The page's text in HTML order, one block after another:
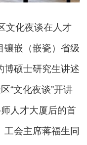
化夜谈在人才
镶嵌（嵌瓷）省级
博硕士研究生讲述
“文化夜谈”开讲
人才大厦后的首
工会主席蒋福生同